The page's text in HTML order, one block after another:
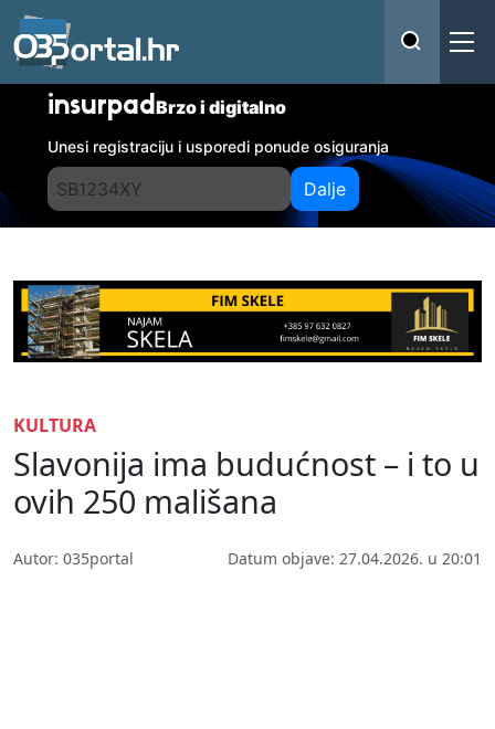
insurpadBrzo i digitalno
Unesi registraciju i usporedi ponude osiguranja
Dalje
KULTURA
Slavonija ima budućnost – i to u
ovih 250 mališana
Autor: 035portal Datum objave: 27.04.2026. u 20:01